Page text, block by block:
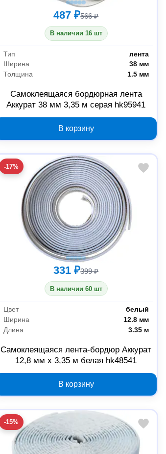
487 ₽566 ₽
В наличии 16 шт
Тип
лента
Ширина
38 мм
Толщина
1.5 мм
Самоклеящаяся бордюрная лента
Аккурат 38 мм 3,35 м серая hk95941
В корзину
-17%
331 ₽399 ₽
В наличии 60 шт
Цвет
белый
Ширина
12.8 мм
Длина
3.35 м
Самоклеящаяся лента-бордюр Аккурат
12,8 мм x 3,35 м белая hk48541
В корзину
-15%